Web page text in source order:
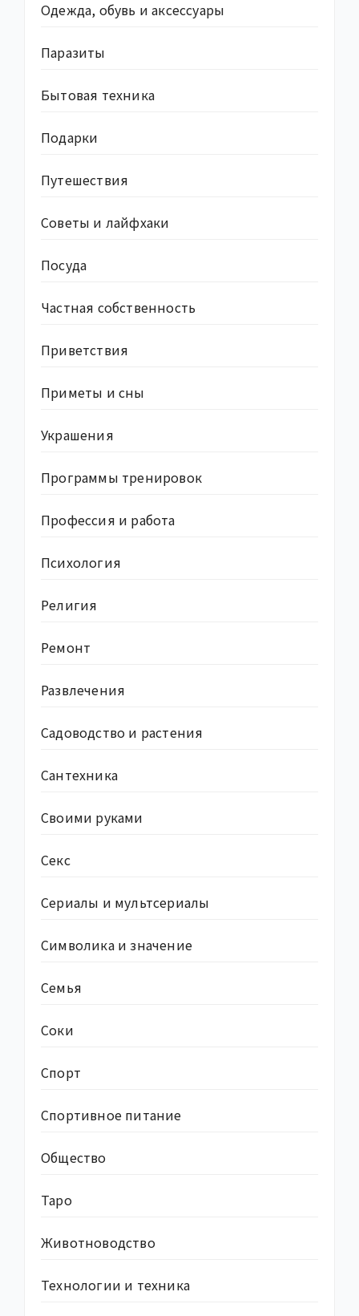
Одежда, обувь и аксессуары
Паразиты
Бытовая техника
Подарки
Путешествия
Советы и лайфхаки
Посуда
Частная собственность
Приветствия
Приметы и сны
Украшения
Программы тренировок
Профессия и работа
Психология
Религия
Ремонт
Развлечения
Садоводство и растения
Сантехника
Своими руками
Секс
Сериалы и мультсериалы
Символика и значение
Семья
Соки
Спорт
Спортивное питание
Общество
Таро
Животноводство
Технологии и техника